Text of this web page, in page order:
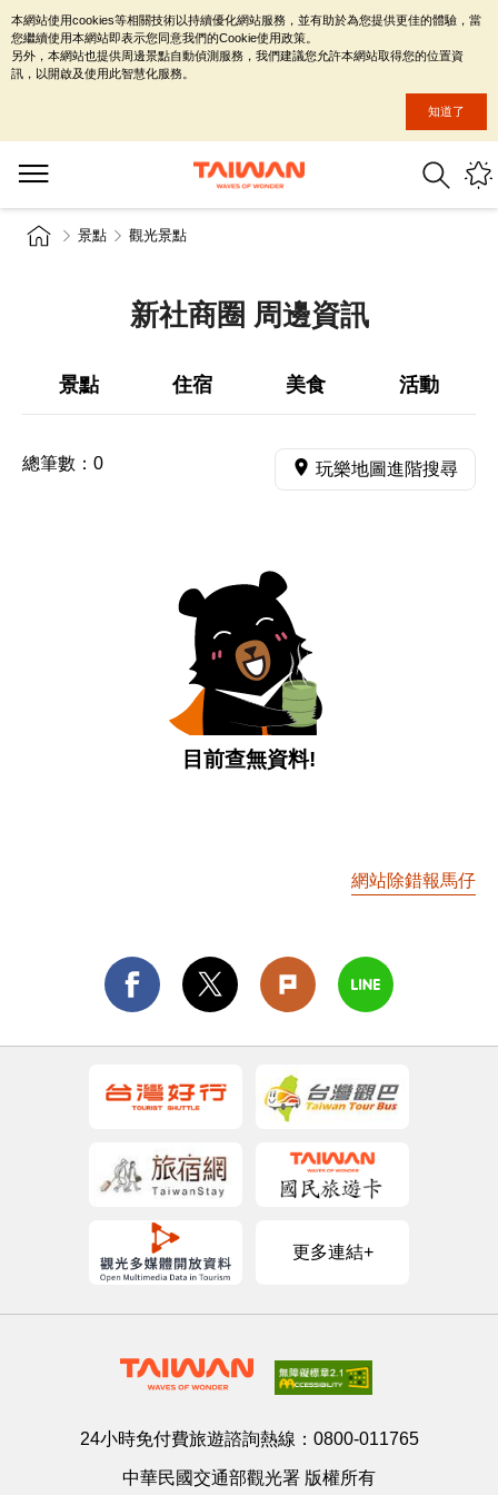
景點 觀光景點
新社商圈 周邊資訊
景點 住宿 美食 活動
總筆數： 0 玩樂地圖進階搜尋
目前查無資料!
網站除錯報馬仔
更多連結+
24小時免付費旅遊諮詢熱線： 0800-011765
中華民國交通部觀光署 版權所有
本網站使用cookies等相關技術以持續優化網站服務，並有助於為您提供更佳的體驗，當
您繼續使用本網站即表示您同意我們的Cookie使用政策。
另外，本網站也提供周邊景點自動偵測服務，我們建議您允許本網站取得您的位置資
訊，以開啟及使用此智慧化服務。
知道了